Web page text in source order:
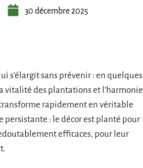
30 décembre 2025
s’élargit sans prévenir : en quelques
vitalité des plantations et l’harmonie
rapidement en véritable
: le décor est planté pour
efficaces, pour leur